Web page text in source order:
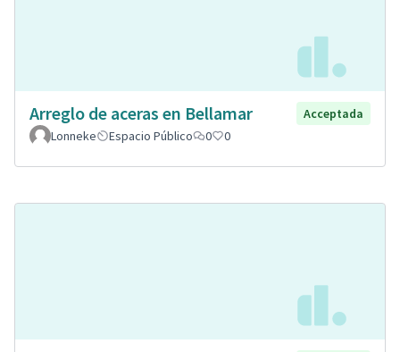
Arreglo de aceras en Bellamar
Acceptada
Lonneke
Espacio Público 0 0